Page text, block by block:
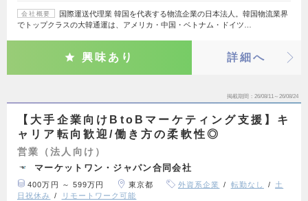
会社概要
国際運送代理業 韓国を代表する物流企業の日本法人。韓国物流業界
でトップクラスの大韓通運は、アメリカ・中国・ベトナム・ドイツ…
興味あり 詳細へ
掲載期間 26/08/11～26/08/24
【大手企業向けBtoBマーケティング支援】キ
ャリア転向歓迎/働き方の柔軟性◎
営業（法人向け）
マーケットワン・ジャパン合同会社
400万円 ～ 599万円 東京都 外資系企業 転勤なし
土
日祝休み
リモートワーク可能